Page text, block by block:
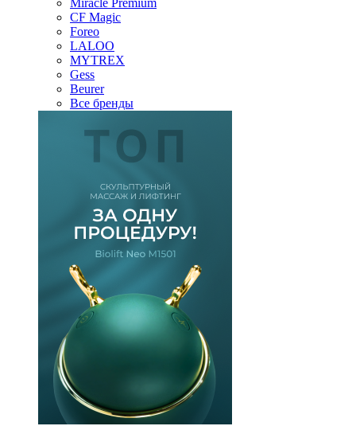
Miracle Premium
CF Magic
Foreo
LALOO
MYTREX
Gess
Beurer
Все бренды